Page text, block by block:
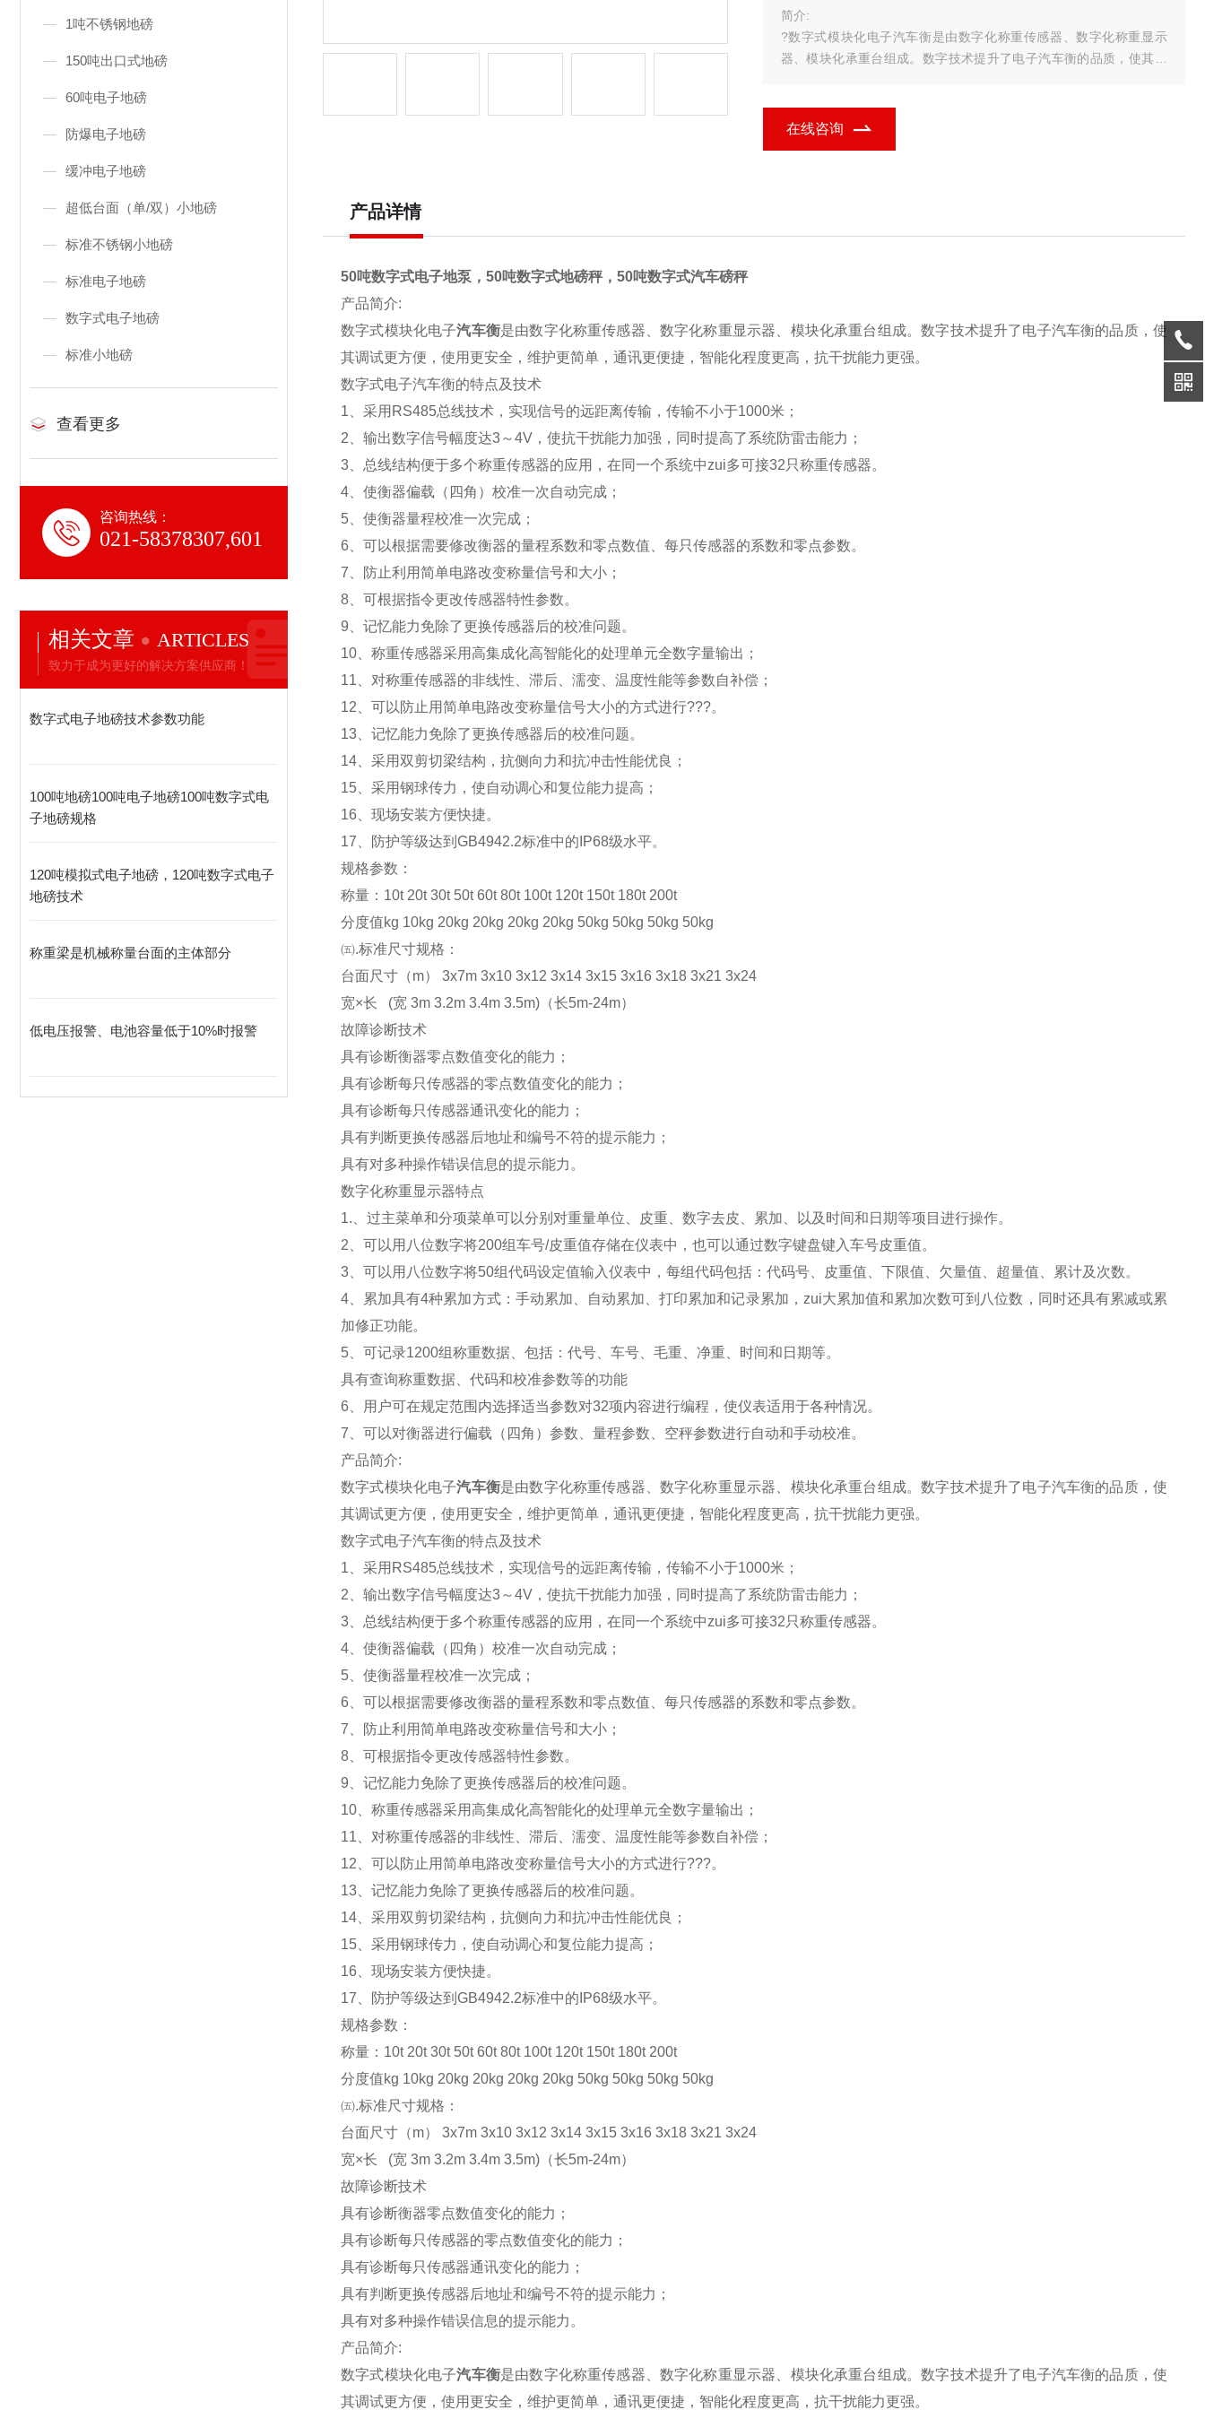
1吨不锈钢地磅
150吨出口式地磅
60吨电子地磅
防爆电子地磅
缓冲电子地磅
超低台面（单/双）小地磅
标准不锈钢小地磅
标准电子地磅
数字式电子地磅
标准小地磅
查看更多
咨询热线：
021-58378307,601
相关文章 ARTICLES
致力于成为更好的解决方案供应商！
数字式电子地磅技术参数功能
100吨地磅100吨电子地磅100吨数字式电
子地磅规格
120吨模拟式电子地磅，120吨数字式电子
地磅技术
称重梁是机械称量台面的主体部分
低电压报警、电池容量低于10%时报警
简介:
?数字式模块化电子汽车衡是由数字化称重传感器、数字化称重显示
器、模块化承重台组成。数字技术提升了电子汽车衡的品质，使其调
?数字式电子汽车衡的特点及技术
在线咨询
产品详情
50吨数字式电子地泵，50吨数字式地磅秤，50吨数字式汽车磅秤
产品简介:
数字式模块化电子汽车衡是由数字化称重传感器、数字化称重显示器、模块化承重台组成。数字技术提升了电子汽车衡的品质，使
其调试更方便，使用更安全，维护更简单，通讯更便捷，智能化程度更高，抗干扰能力更强。
数字式电子汽车衡的特点及技术
1 、采用RS485总线技术，实现信号的远距离传输，传输不小于1000米；
2 、输出数字信号幅度达3～4V，使抗干扰能力加强，同时提高了系统防雷击能力；
3 、总线结构便于多个称重传感器的应用，在同一个系统中zui多可接32只称重传感器。
4 、使衡器偏载（四角）校准一次自动完成；
5 、使衡器量程校准一次完成；
6 、可以根据需要修改衡器的量程系数和零点数值、每只传感器的系数和零点参数。
7 、防止利用简单电路改变称量信号和大小；
8 、可根据指令更改传感器特性参数。
9 、记忆能力免除了更换传感器后的校准问题。
10 、称重传感器采用高集成化高智能化的处理单元全数字量输出；
11 、对称重传感器的非线性、滞后、濡变、温度性能等参数自补偿；
12 、可以防止用简单电路改变称量信号大小的方式进行???。
13 、记忆能力免除了更换传感器后的校准问题。
14 、采用双剪切梁结构，抗侧向力和抗冲击性能优良；
15 、采用钢球传力，使自动调心和复位能力提高；
16 、现场安装方便快捷。
17 、防护等级达到GB4942.2标准中的IP68级水平。
规格参数：
称量：10t 20t 30t 50t 60t 80t 100t 120t 150t 180t 200t
分度值kg 10kg 20kg 20kg 20kg 20kg 50kg 50kg 50kg 50kg
㈤.标准尺寸规格：
台面尺寸（m） 3x7m 3x10 3x12 3x14 3x15 3x16 3x18 3x21 3x24
宽×长 (宽 3m 3.2m 3.4m 3.5m)（长5m-24m）
故障诊断技术
具有诊断衡器零点数值变化的能力；
具有诊断每只传感器的零点数值变化的能力；
具有诊断每只传感器通讯变化的能力；
具有判断更换传感器后地址和编号不符的提示能力；
具有对多种操作错误信息的提示能力。
数字化称重显示器特点
1. 、过主菜单和分项菜单可以分别对重量单位、皮重、数字去皮、累加、以及时间和日期等项目进行操作。
2 、可以用八位数字将200组车号/皮重值存储在仪表中，也可以通过数字键盘键入车号皮重值。
3 、可以用八位数字将50组代码设定值输入仪表中，每组代码包括：代码号、皮重值、下限值、欠量值、超量值、累计及次数。
4 、累加具有4种累加方式：手动累加、自动累加、打印累加和记录累加，zui大累加值和累加次数可到八位数，同时还具有累减或累
加修正功能。
5 、可记录1200组称重数据、包括：代号、车号、毛重、净重、时间和日期等。
具有查询称重数据、代码和校准参数等的功能
6 、用户可在规定范围内选择适当参数对32项内容进行编程，使仪表适用于各种情况。
7 、可以对衡器进行偏载（四角）参数、量程参数、空秤参数进行自动和手动校准。
产品简介:
数字式模块化电子汽车衡是由数字化称重传感器、数字化称重显示器、模块化承重台组成。数字技术提升了电子汽车衡的品质，使
其调试更方便，使用更安全，维护更简单，通讯更便捷，智能化程度更高，抗干扰能力更强。
数字式电子汽车衡的特点及技术
1 、采用RS485总线技术，实现信号的远距离传输，传输不小于1000米；
2 、输出数字信号幅度达3～4V，使抗干扰能力加强，同时提高了系统防雷击能力；
3 、总线结构便于多个称重传感器的应用，在同一个系统中zui多可接32只称重传感器。
4 、使衡器偏载（四角）校准一次自动完成；
5 、使衡器量程校准一次完成；
6 、可以根据需要修改衡器的量程系数和零点数值、每只传感器的系数和零点参数。
7 、防止利用简单电路改变称量信号和大小；
8 、可根据指令更改传感器特性参数。
9 、记忆能力免除了更换传感器后的校准问题。
10 、称重传感器采用高集成化高智能化的处理单元全数字量输出；
11 、对称重传感器的非线性、滞后、濡变、温度性能等参数自补偿；
12 、可以防止用简单电路改变称量信号大小的方式进行???。
13 、记忆能力免除了更换传感器后的校准问题。
14 、采用双剪切梁结构，抗侧向力和抗冲击性能优良；
15 、采用钢球传力，使自动调心和复位能力提高；
16 、现场安装方便快捷。
17 、防护等级达到GB4942.2标准中的IP68级水平。
规格参数：
称量：10t 20t 30t 50t 60t 80t 100t 120t 150t 180t 200t
分度值kg 10kg 20kg 20kg 20kg 20kg 50kg 50kg 50kg 50kg
㈤.标准尺寸规格：
台面尺寸（m） 3x7m 3x10 3x12 3x14 3x15 3x16 3x18 3x21 3x24
宽×长 (宽 3m 3.2m 3.4m 3.5m)（长5m-24m）
故障诊断技术
具有诊断衡器零点数值变化的能力；
具有诊断每只传感器的零点数值变化的能力；
具有诊断每只传感器通讯变化的能力；
具有判断更换传感器后地址和编号不符的提示能力；
具有对多种操作错误信息的提示能力。
产品简介:
数字式模块化电子汽车衡是由数字化称重传感器、数字化称重显示器、模块化承重台组成。数字技术提升了电子汽车衡的品质，使
其调试更方便，使用更安全，维护更简单，通讯更便捷，智能化程度更高，抗干扰能力更强。